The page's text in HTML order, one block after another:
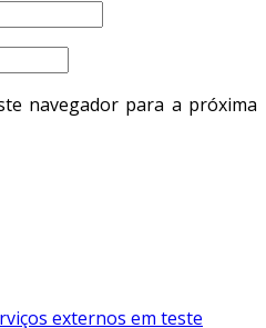
navegador para a próxima